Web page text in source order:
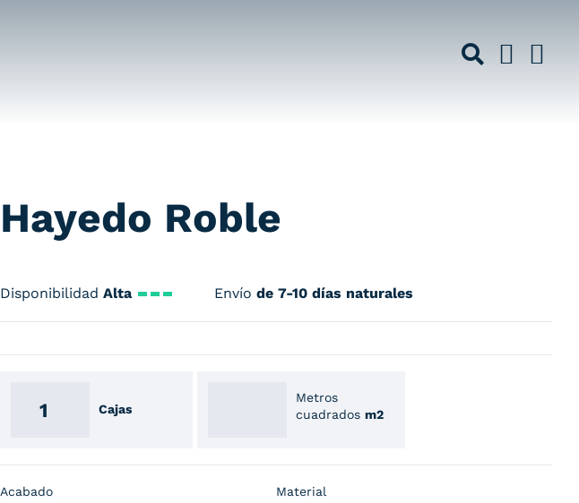
Hayedo Roble
Disponibilidad Alta Envío de 7-10 días naturales
Cajas
Metros
cuadrados m2
Acabado Material